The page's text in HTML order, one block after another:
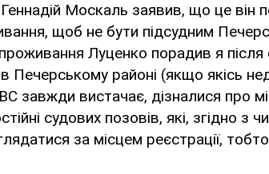
Москаль заявив, що це він
щоб не бути підсудним
Луценко порадив я після
в Печерському районі (якщо якісь
завжди вистачає, дізналися про
судових позовів, які, згідно з
за місцем реєстрації,